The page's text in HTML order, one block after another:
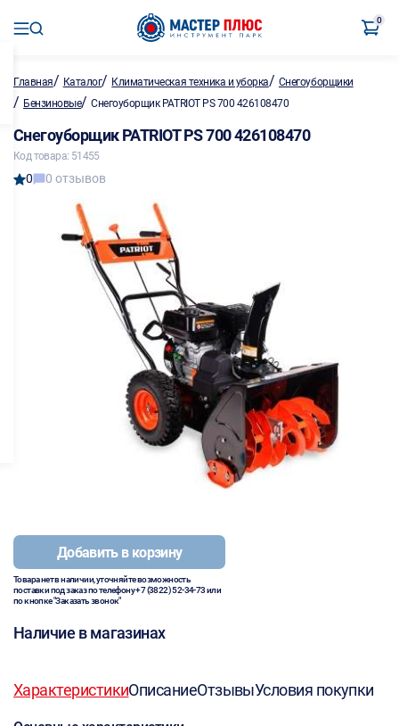
0
Главная/ Каталог/ Климатическая техника и уборка/ Снегоуборщики
/ Бензиновые/Снегоуборщик PATRIOT PS 700 426108470
Снегоуборщик PATRIOT PS 700 426108470
Код товара: 51455
0 0 отзывов
Добавить в корзину
Товара нет в наличии, уточняйте возможность
поставки под заказ по телефону+7 (3822) 52-34-73или
по кнопке "Заказать звонок"
Наличие в магазинах
ХарактеристикиОписаниеОтзывыУсловия покупки